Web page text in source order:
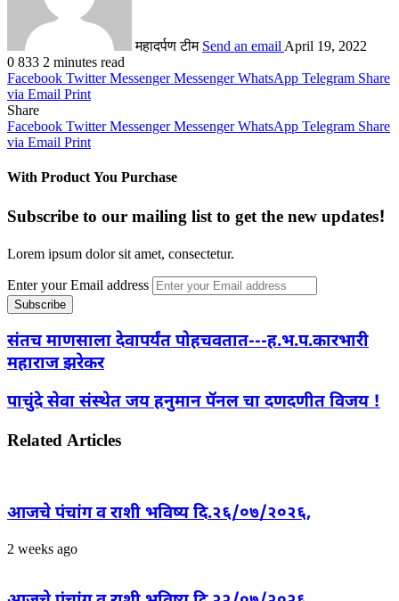
महादर्पण टीम Send an email April 19, 2022
0 833 2 minutes read
Facebook Twitter Messenger Messenger WhatsApp Telegram Share
via Email Print
Share
Facebook Twitter Messenger Messenger WhatsApp Telegram Share
via Email Print
With Product You Purchase
Subscribe to our mailing list to get the new updates!
Lorem ipsum dolor sit amet, consectetur.
Enter your Email address
संतच माणसाला देवापर्यंत पोहचवतात---ह.भ.प.कारभारी
महाराज झरेकर
पाचुंदे सेवा संस्थेत जय हनुमान पॅनल चा दणदणीत विजय !
Related Articles
आजचे पंचांग व राशी भविष्य दि.२६/०७/२०२६,
2 weeks ago